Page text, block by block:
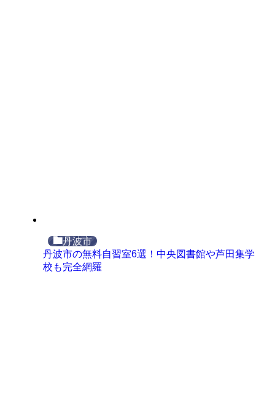
丹波市
丹波市の無料自習室6選！中央図書館や芦田集学
校も完全網羅